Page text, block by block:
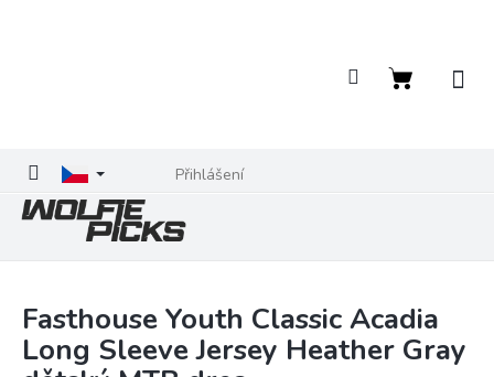
Přihlášení
Nákupní
Fasthouse Youth Classic Acadia
Long Sleeve Jersey Heather Gray